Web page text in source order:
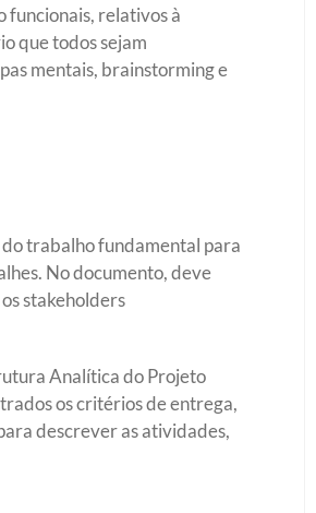
funcionais, relativos à
que todos sejam
mentais, brainstorming e
trabalho fundamental para
No documento, deve
stakeholders
Analítica do Projeto
os critérios de entrega,
descrever as atividades,